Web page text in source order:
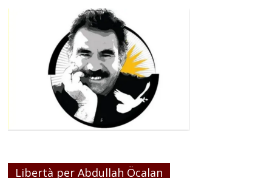
Libertà per Abdullah Öcalan